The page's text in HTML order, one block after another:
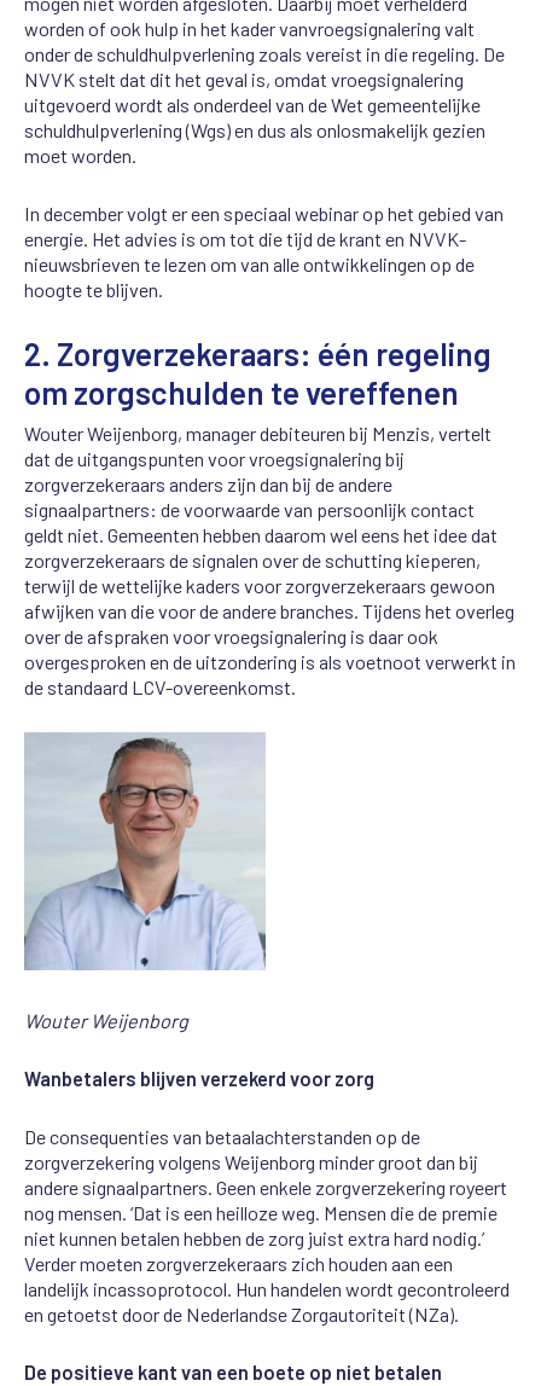
worden of ook hulp in het kader vanvroegsignalering valt
onder de schuldhulpverlening zoals vereist in die regeling De
NVVK stelt dat dit het geval is, omdat vroegsignalering
uitgevoerd wordt als onderdeel van de Wet gemeentelijke
schuldhulpverlening(Wgs)en dus als onlosmakelijk gezien
moet worden.
In decembervolgt er een speciaal webinarop het gebied van
energie. Het advies is om tot die tijd de krant en NVVK-
nieuwsbrieven te lezen om van alle ontwikkelingen op de
hoogte teblijven
2. Zorgverzekeraars: één regeling
om zorgschulden tevereffenen
WouterWeijenborg, manager debiteuren bij Menzis, vertelt
dat deuitgangspunten voorvroegsignalering bij
zorgverzekeraars anders zijn dan bij de andere
signaalpartners: de voorwaarde van persoonlijk contact
geldt niet. Gemeenten hebben daarom wel eens het idee dat
zorgverzekeraars de signalen over de schutting kieperen,
terwijl de wettelijkekaders voor zorgverzekeraars gewoon
afwijken van die voor de andere branches. Tijdens het overleg
over de afspraken voorvroegsignalering is daarook
overgesproken en de uitzondering is als voetnoot verwerkt in
de standaard LCV-overeenkomst.
Wouter Weijenborg
Wanbetalers blijven verzekerd voor zorg
De consequenties van betaalachterstanden op de
zorgverzekering volgens Weijenborg minder groot dan bij
andere signaalpartners. Geen enkele zorgverzekering royeert
nog mensen. ‘Dat is een heilloze weg. Mensen die de premie
niet kunnen betalen hebben de zorg juist extra hard nodig.’
Verder moeten zorgverzekeraars zich houden aan een
landelijk incassoprotocol. Hun handelen wordt gecontroleerd
en getoetst door de Nederlandse Zorgautoriteit (NZa).
De positieve kant van een boete op niet betalen